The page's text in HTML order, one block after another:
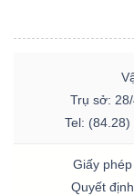
Trụ sở:
Tel:
Giấy
Quyết